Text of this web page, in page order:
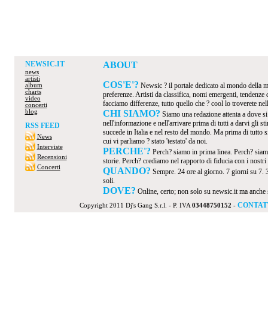
NEWSIC.IT
news
artisti
album
charts
video
concerti
blog
RSS FEED
News
Interviste
Recensioni
Concerti
ABOUT
COS'E'? Newsic ? il portale dedicato al mondo della
preferenze. Artisti da classifica, nomi emergenti, tendenze
facciamo differenze, tutto quello che ? cool lo troverete
CHI SIAMO? Siamo una redazione attenta a dove
nell'informazione e nell'arrivare prima di tutti a darvi gli
succede in Italia e nel resto del mondo. Ma prima di tutto
cui vi parliamo ? stato 'testato' da noi.
PERCHE'? Perch? siamo in prima linea. Perch?
storie. Perch? crediamo nel rapporto di fiducia con i
QUANDO? Sempre. 24 ore al giorno. 7 giorni su 7.
soli.
DOVE? Online, certo; non solo su newsic.it ma
Copyright 2011 Dj's Gang S.r.l. - P. IVA 03448750152 -